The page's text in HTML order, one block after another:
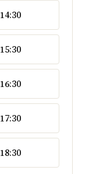
14:30
15:30
16:30
17:30
18:30